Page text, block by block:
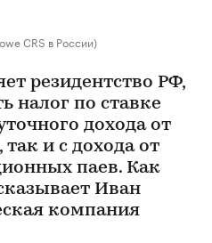
CRS в России)
резидентство РФ,
налог по ставке
дохода от
и с дохода от
паев. Как
Иван
компания